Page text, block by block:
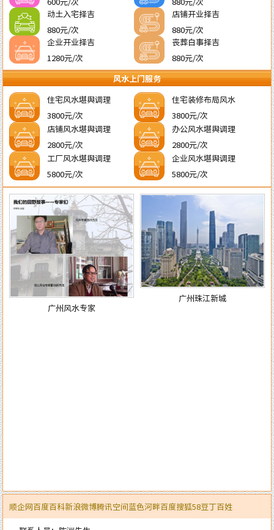
动土入宅择吉
880元/次
店铺开业择吉
880元/次
企业开业择吉
1280元/次
丧葬白事择吉
880元/次
风水上门服务
住宅风水堪舆调理
3800元/次
住宅装修布局风水
3800元/次
店铺风水堪舆调理
2800元/次
办公风水堪舆调理
2800元/次
工厂风水堪舆调理
5800元/次
企业风水堪舆调理
5800元/次
广州风水专家
广州珠江新城
顺企网百度百科新浪微博腾讯空间蓝色河畔百度搜狐58豆丁百姓